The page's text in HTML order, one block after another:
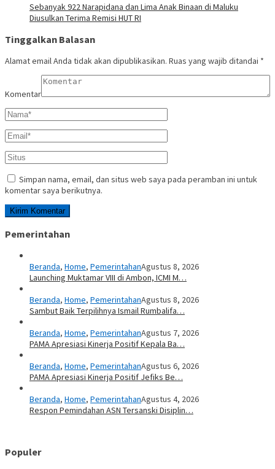
Sebanyak 922 Narapidana dan Lima Anak Binaan di Maluku
Diusulkan Terima Remisi HUT RI
Tinggalkan Balasan
Alamat email Anda tidak akan dipublikasikan. Ruas yang wajib ditandai *
Komentar
Simpan nama, email, dan situs web saya pada peramban ini untuk
komentar saya berikutnya.
Pemerintahan
Beranda, Home, PemerintahanAgustus 8, 2026
Launching Muktamar VIII di Ambon, ICMI M…
Beranda, Home, PemerintahanAgustus 8, 2026
Sambut Baik Terpilihnya Ismail Rumbalifa…
Beranda, Home, PemerintahanAgustus 7, 2026
PAMA Apresiasi Kinerja Positif Kepala Ba…
Beranda, Home, PemerintahanAgustus 6, 2026
PAMA Apresiasi Kinerja Positif Jefiks Be…
Beranda, Home, PemerintahanAgustus 4, 2026
Respon Pemindahan ASN Tersanski Disiplin…
Populer